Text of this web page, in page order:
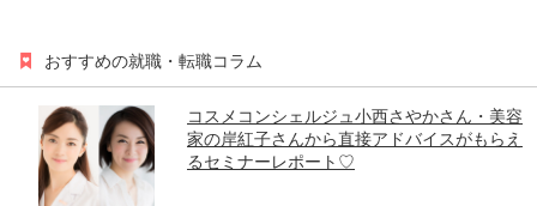
おすすめの就職・転職コラム
コスメコンシェルジュ小西さやかさん・美容
家の岸紅子さんから直接アドバイスがもらえ
るセミナーレポート♡